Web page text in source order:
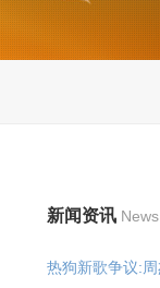
新闻资讯 News